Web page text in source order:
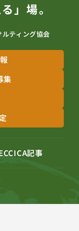
」場。
ティング協会
集
記事